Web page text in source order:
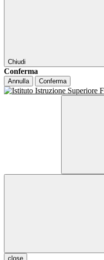
Chiudi
Conferma
Annulla Conferma
close